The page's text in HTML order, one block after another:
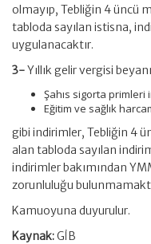
olmayıp, Tebliğin 4 üncü
tabloda sayılan istisna,
uygulanacaktır.
3-Yıllık gelir vergisi
Şahıs sigorta primleri
Eğitim ve sağlık
gibi indirimler, Tebliğin 4
alan tabloda sayılan
indirimler bakımından
zorunluluğu
Kamuoyuna duyurulur.
Kaynak:GİB